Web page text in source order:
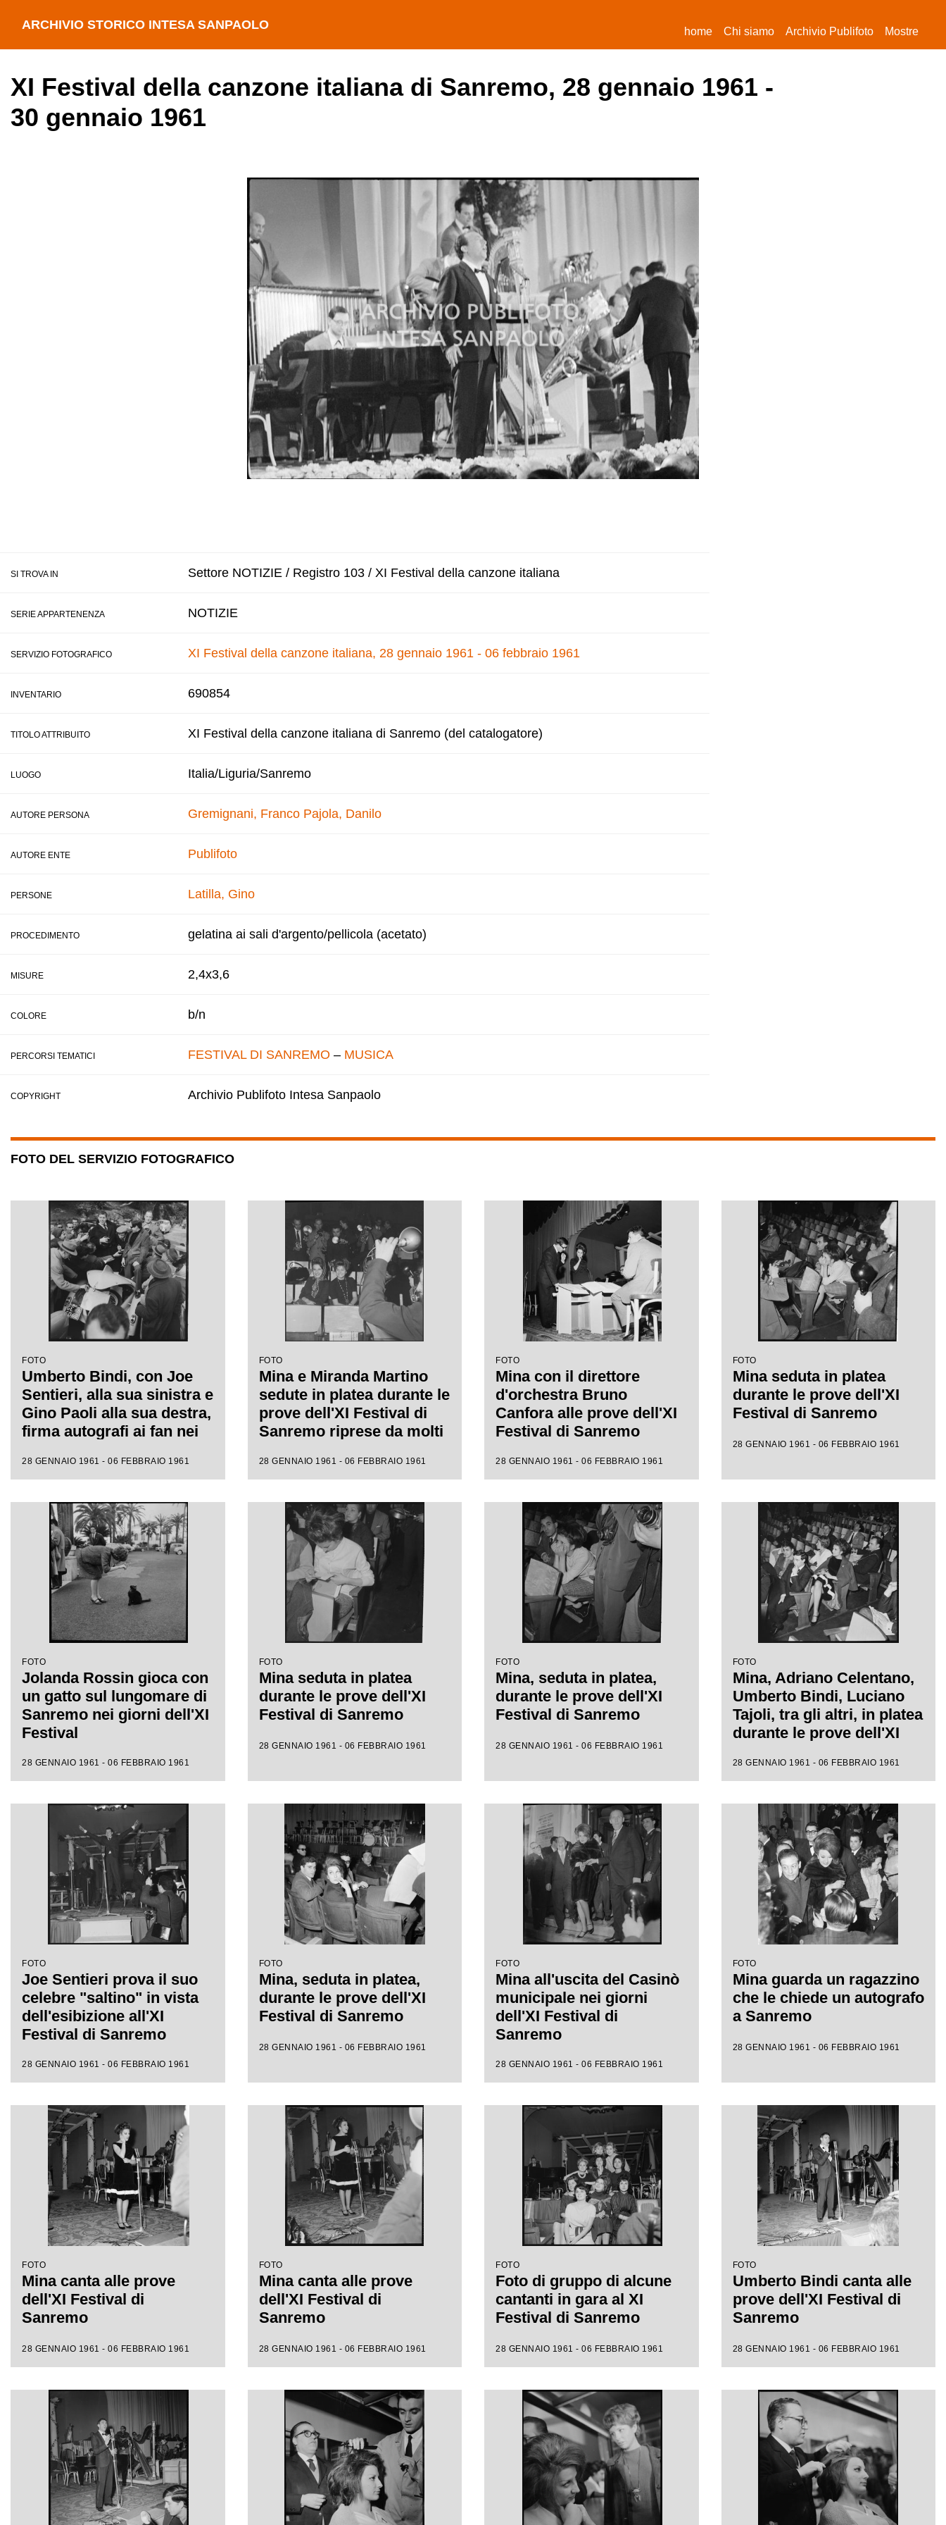
ARCHIVIO STORICO INTESA SANPAOLO home(current)
Chi siamo Archivio Publifoto Mostre
XI Festival della canzone italiana di Sanremo, 28 gennaio 1961 -
30 gennaio 1961
SI TROVA IN Settore NOTIZIE / Registro 103 / XI Festival della canzone italiana
SERIE APPARTENENZA NOTIZIE
SERVIZIO FOTOGRAFICO XI Festival della canzone italiana, 28 gennaio 1961 - 06 febbraio 1961
INVENTARIO 690854
TITOLO ATTRIBUITO XI Festival della canzone italiana di Sanremo (del catalogatore)
LUOGO Italia/Liguria/Sanremo
AUTORE PERSONA Gremignani, Franco Pajola, Danilo
AUTORE ENTE Publifoto
PERSONE Latilla, Gino
PROCEDIMENTO gelatina ai sali d'argento/pellicola (acetato)
MISURE 2,4x3,6
COLORE b/n
PERCORSI TEMATICI FESTIVAL DI SANREMO – MUSICA
COPYRIGHT Archivio Publifoto Intesa Sanpaolo
FOTO DEL SERVIZIO FOTOGRAFICO
FOTO
Umberto Bindi, con Joe
Sentieri, alla sua sinistra e
Gino Paoli alla sua destra,
firma autografi ai fan nei
Sanremo
28 GENNAIO 1961 - 06 FEBBRAIO 1961
FOTO
Mina e Miranda Martino
sedute in platea durante le
prove dell'XI Festival di
Sanremo riprese da molti
28 GENNAIO 1961 - 06 FEBBRAIO 1961
FOTO
Mina con il direttore
d'orchestra Bruno
Canfora alle prove dell'XI
Festival di Sanremo
28 GENNAIO 1961 - 06 FEBBRAIO 1961
FOTO
Mina seduta in platea
durante le prove dell'XI
Festival di Sanremo
28 GENNAIO 1961 - 06 FEBBRAIO 1961
FOTO
Jolanda Rossin gioca con
un gatto sul lungomare di
Sanremo nei giorni dell'XI
Festival
28 GENNAIO 1961 - 06 FEBBRAIO 1961
FOTO
Mina seduta in platea
durante le prove dell'XI
Festival di Sanremo
28 GENNAIO 1961 - 06 FEBBRAIO 1961
FOTO
Mina, seduta in platea,
durante le prove dell'XI
Festival di Sanremo
28 GENNAIO 1961 - 06 FEBBRAIO 1961
FOTO
Mina, Adriano Celentano,
Umberto Bindi, Luciano
Tajoli, tra gli altri, in platea
durante le prove dell'XI
28 GENNAIO 1961 - 06 FEBBRAIO 1961
FOTO
Joe Sentieri prova il suo
celebre "saltino" in vista
dell'esibizione all'XI
Festival di Sanremo
28 GENNAIO 1961 - 06 FEBBRAIO 1961
FOTO
Mina, seduta in platea,
durante le prove dell'XI
Festival di Sanremo
28 GENNAIO 1961 - 06 FEBBRAIO 1961
FOTO
Mina all'uscita del Casinò
municipale nei giorni
dell'XI Festival di
Sanremo
28 GENNAIO 1961 - 06 FEBBRAIO 1961
FOTO
Mina guarda un ragazzino
che le chiede un autografo
a Sanremo
28 GENNAIO 1961 - 06 FEBBRAIO 1961
FOTO
Mina canta alle prove
dell'XI Festival di
Sanremo
28 GENNAIO 1961 - 06 FEBBRAIO 1961
FOTO
Mina canta alle prove
dell'XI Festival di
Sanremo
28 GENNAIO 1961 - 06 FEBBRAIO 1961
FOTO
Foto di gruppo di alcune
cantanti in gara al XI
Festival di Sanremo
28 GENNAIO 1961 - 06 FEBBRAIO 1961
FOTO
Umberto Bindi canta alle
prove dell'XI Festival di
Sanremo
28 GENNAIO 1961 - 06 FEBBRAIO 1961